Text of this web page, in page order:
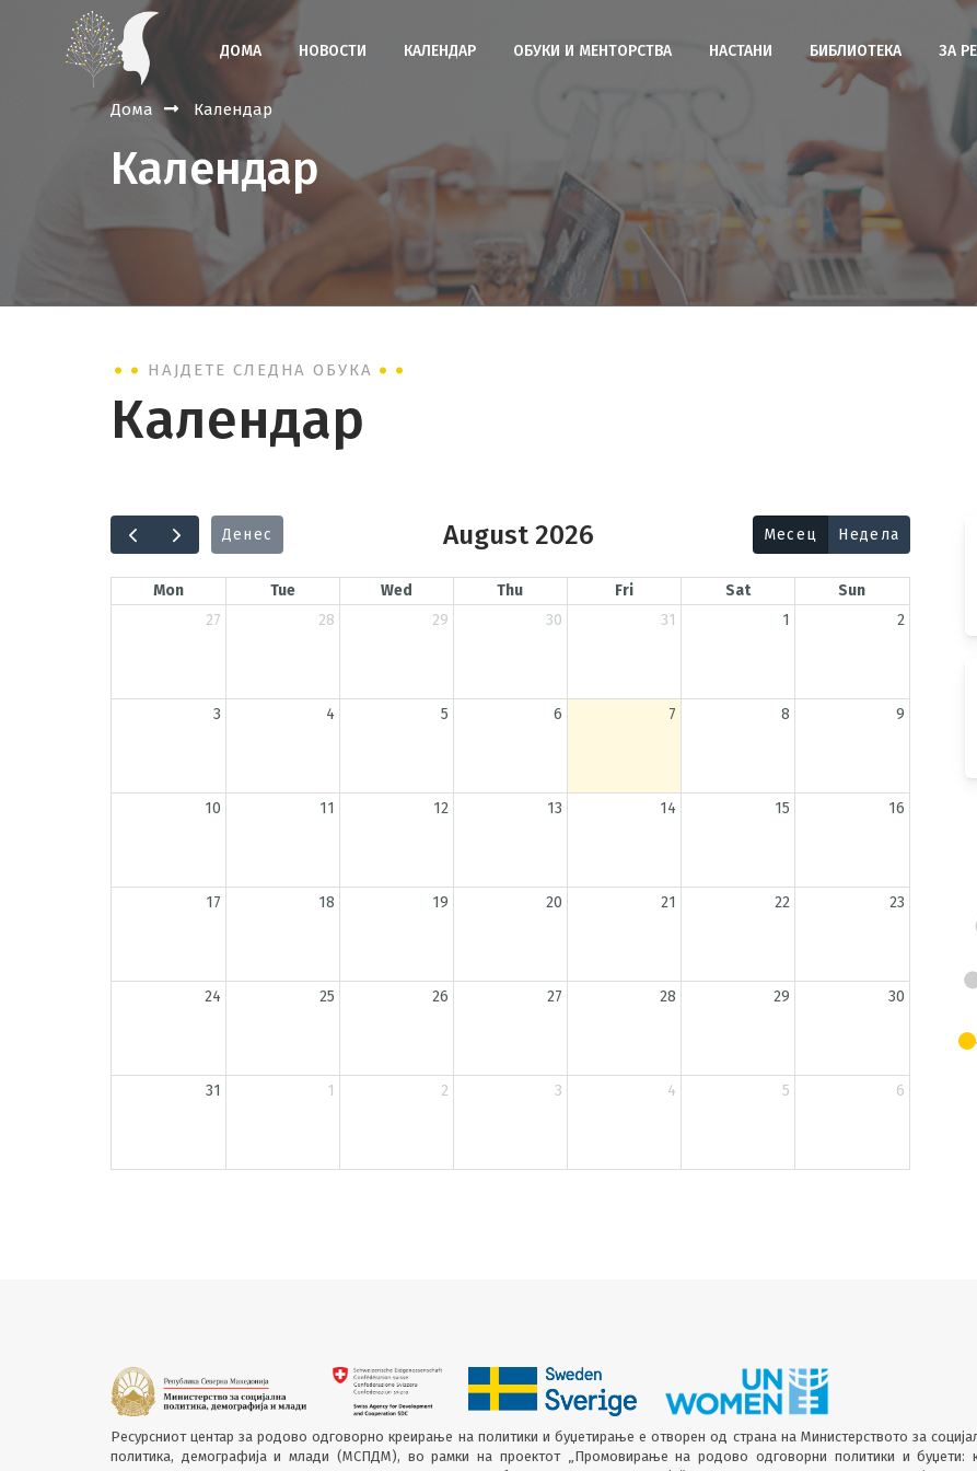
ДОМА НОВОСТИ КАЛЕНДАР ОБУКИ И МЕНТОРСТВА НАСТАНИ БИБЛИОТЕКА ЗА
Дома Календар
Календар
НАЈДЕТЕ СЛЕДНА ОБУКА
Календар
Денес August 2026 Месец Недела
Mon Tue Wed Thu Fri Sat
Sun
27
28 29 30 31 1 2
3 4 5 6 7 8 9
10 11 12 13 14 15 16
17 18 19 20 21 22 23
24 25 26 27 28 29 30
31 1 2 3 4 5 6
Ресурсниот центар за родово одговорно креирање на политики и буџетирање е отворен од страна на Министерството за
политика, демографија и млади (МСПДМ), во рамки на проектот „Промовирање на родово одговорни политики и буџети: